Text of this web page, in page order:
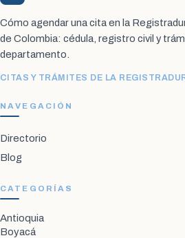
Cómo agendar una cita en la
de Colombia: cédula, registro civil y
departamento.
CITAS Y TRÁMITES DE LA
NAVEGACIÓN
Directorio
Blog
CATEGORÍAS
Antioquia
Boyacá